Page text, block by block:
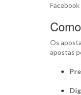
Facebook
Os
apostas